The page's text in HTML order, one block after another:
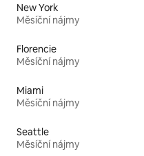
New York
Měsíční nájmy
Florencie
Měsíční nájmy
Miami
Měsíční nájmy
Seattle
Měsíční nájmy